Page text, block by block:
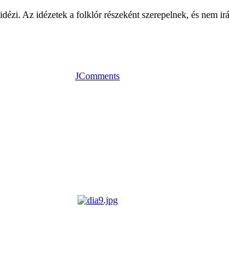
Az idézetek a folklór részeként szerepelnek, és nem
JComments